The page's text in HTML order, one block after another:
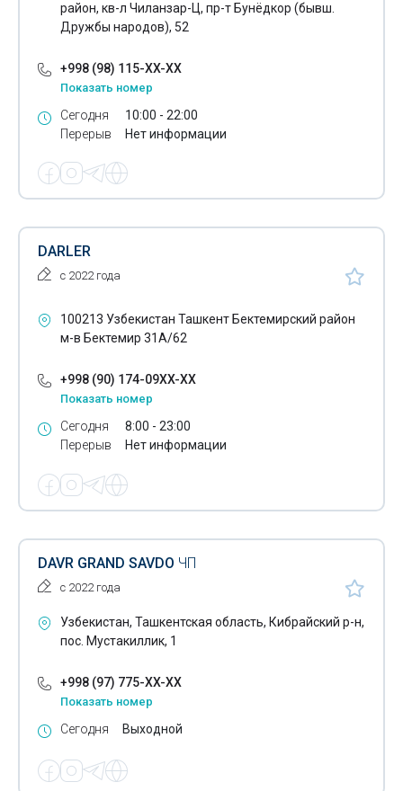
район, кв-л Чиланзар-Ц, пр-т Бунёдкор (бывш.
Дружбы народов), 52
+998 (98) 115-XX-XX
Показать номер
Сегодня
Перерыв
10:00 - 22:00
Нет информации
DARLER
с 2022 года
100213 Узбекистан Ташкент Бектемирский район
м-в Бектемир 31А/62
+998 (90) 174-09XX-XX
Показать номер
Сегодня
Перерыв
8:00 - 23:00
Нет информации
DAVR GRAND SAVDO ЧП
с 2022 года
Узбекистан, Ташкентская область, Кибрайский р-н,
пос. Мустакиллик, 1
+998 (97) 775-XX-XX
Показать номер
Сегодня Выходной